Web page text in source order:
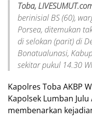
Toba,
berinisial BS (60),
Porsea, ditemukan
di selokan (parit) di
Bonatualunasi,
sekitar pukul 14.30
Kapolres Toba AKBP
Kapolsek Lumban Julu
membenarkan